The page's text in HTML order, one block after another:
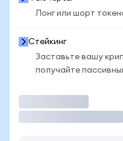
Лонг или шорт
Стейкинг
Заставьте вашу
получайте